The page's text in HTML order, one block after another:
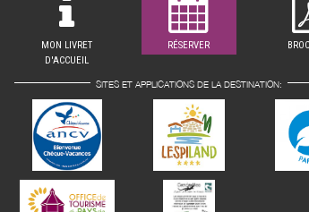
MON LIVRET
D'ACCUEIL
RÉSERVER
SITES ET APPLICATIONS DE LA DESTINATION: